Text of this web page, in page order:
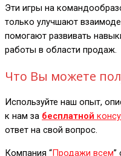
Эти игры на
только улучшают
помогают развивать
работы в области продаж.
Что Вы можете
Используйте наш опыт,
к нам за бесплатной
ответ на свой вопрос.
Компания “Продажи всем”